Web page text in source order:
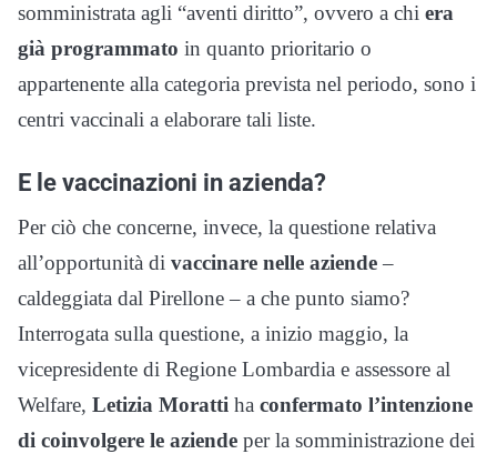
somministrata agli “aventi diritto”, ovvero a chi era
già programmato in quanto prioritario o
appartenente alla categoria prevista nel periodo, sono i
centri vaccinali a elaborare tali liste.
E le vaccinazioni in azienda?
Per ciò che concerne, invece, la questione relativa
all’opportunità di vaccinare nelle aziende–
caldeggiata dal Pirellone – a che punto siamo?
Interrogata sulla questione, a inizio maggio, la
vicepresidente di Regione Lombardia e assessore al
Welfare, Letizia Moratti ha confermato l’intenzione
di coinvolgere le aziende per la somministrazione dei